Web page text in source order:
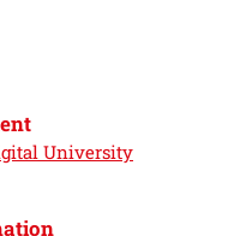
University